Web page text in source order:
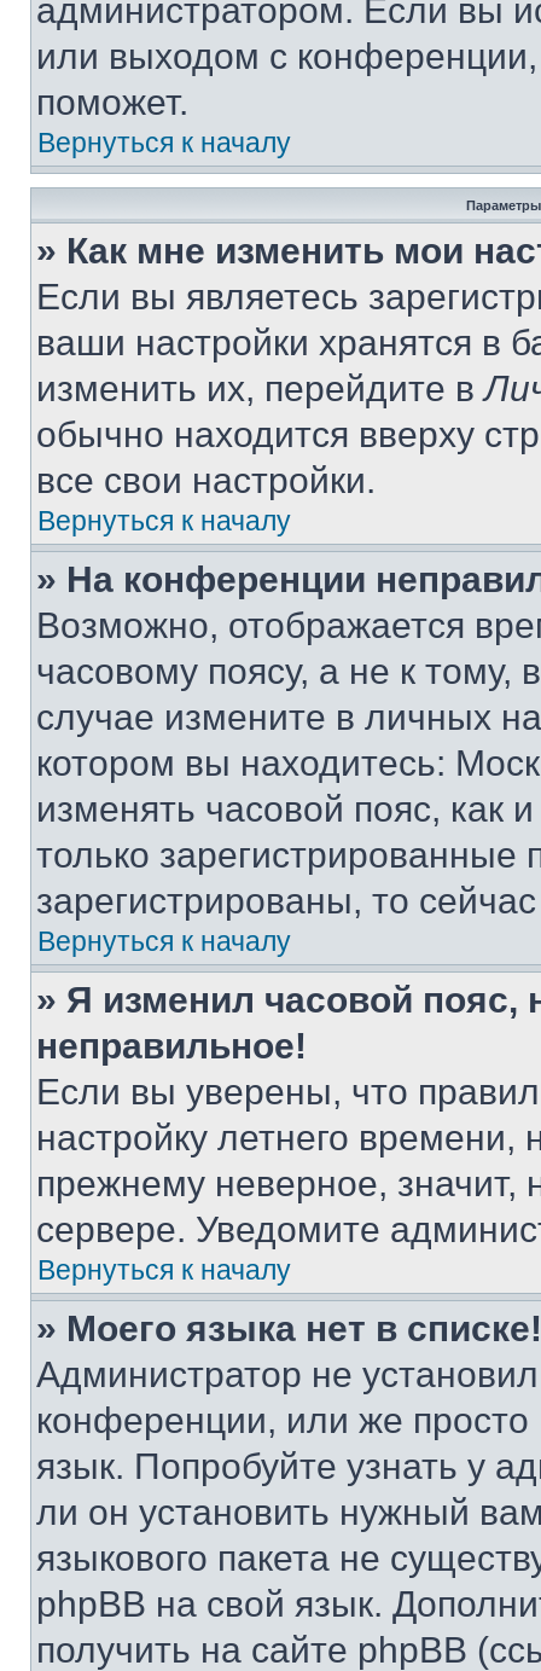
администратором. Если вы
или выходом с
поможет.
Вернуться к началу
Параметры
» Как мне изменить мои
Если вы являетесь
ваши настройки хранятся в
изменить их, перейдите в
обычно находится вверху
все свои настройки.
Вернуться к началу
» На конференции
Возможно, отображается
часовому поясу, а не к тому,
случае измените в личных
котором вы находитесь:
изменять часовой пояс, как
только
зарегистрированы, то
Вернуться к началу
» Я изменил часовой пояс,
неправильное!
Если вы уверены, что
настройку летнего
прежнему неверное, значит,
сервере. Уведомите
Вернуться к началу
» Моего языка нет в списке!
Администратор не
конференции, или же
язык. Попробуйте узнать у
ли он установить нужный
языкового пакета не
phpBB на свой язык.
получить на сайте phpBB